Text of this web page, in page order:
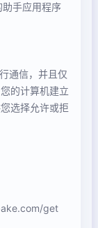
手应用程序
通信，并且仅
的计算机建立
选择允许或拒
get